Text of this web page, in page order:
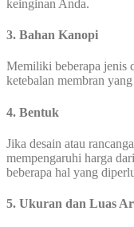
keinginan Anda.
3. Bahan Kanopi
Memiliki beberapa jenis
ketebalan membran
4. Bentuk
Jika desain atau
mempengaruhi harga
beberapa hal yang
5. Ukuran dan Luas